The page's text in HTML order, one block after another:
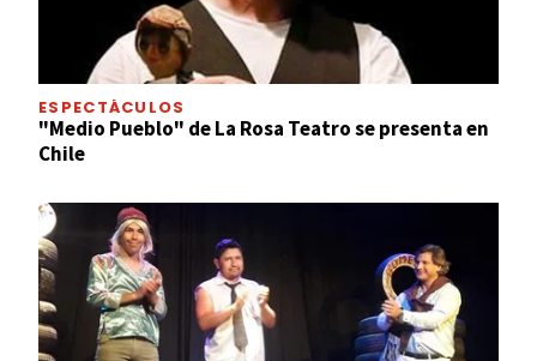
ESPECTÁCULOS
"Medio Pueblo" de La Rosa Teatro se presenta en
Chile